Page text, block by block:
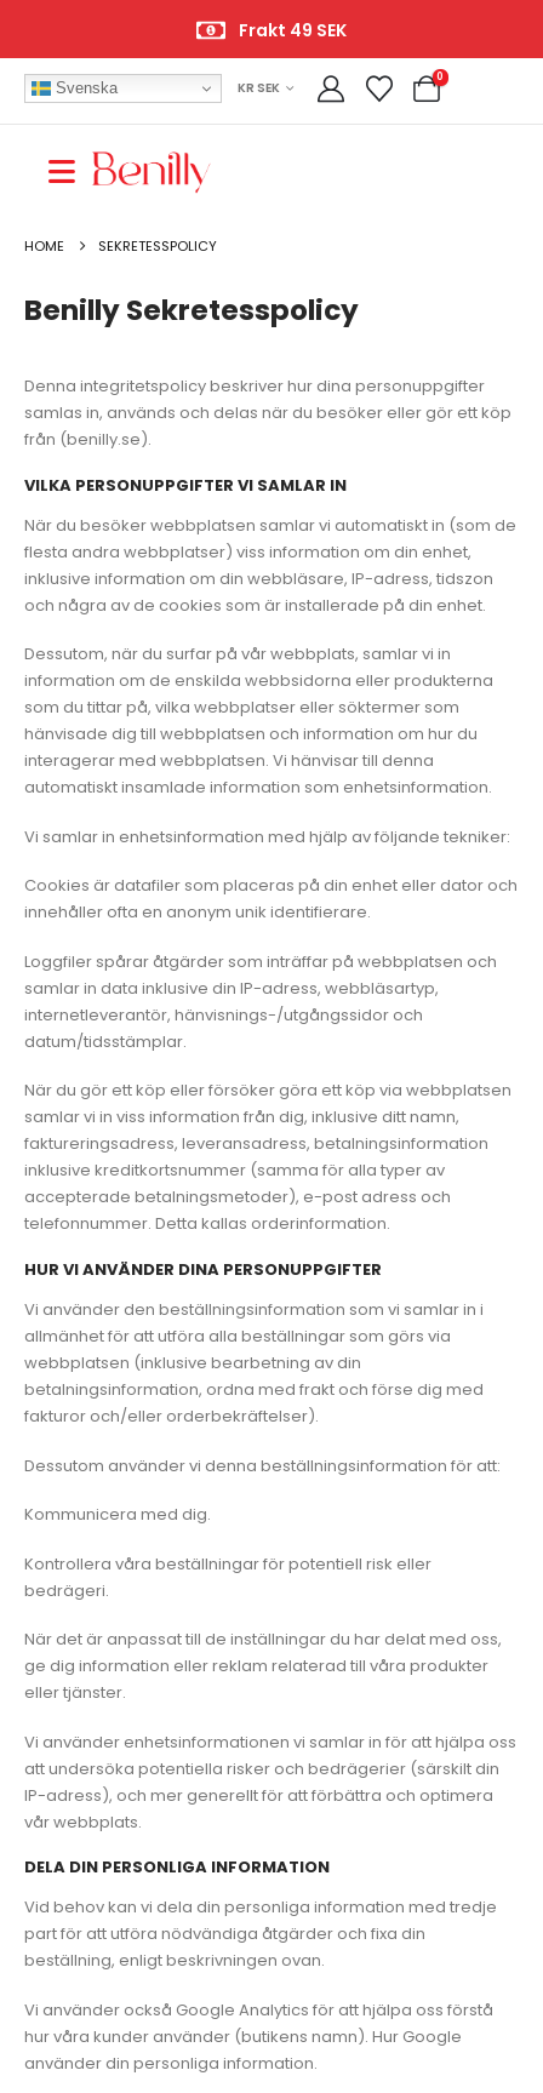
Frakt 49 SEK
Svenska KR SEK
0
HOME SEKRETESSPOLICY
Benilly Sekretesspolicy
Denna integritetspolicy beskriver hur dina personuppgifter
samlas in, används och delas när du besöker eller gör ett köp
från (benilly.se).
VILKA PERSONUPPGIFTER VI SAMLAR IN
När du besöker webbplatsen samlar vi automatiskt in (som de
flesta andra webbplatser) viss information om din enhet,
inklusive information om din webbläsare, IP-adress, tidszon
och några av de cookies som är installerade på din enhet.
Dessutom, när du surfar på vår webbplats, samlar vi in
information om de enskilda webbsidorna eller produkterna
som du tittar på, vilka webbplatser eller söktermer som
hänvisade dig till webbplatsen och information om hur du
interagerar med webbplatsen. Vi hänvisar till denna
automatiskt insamlade information som enhetsinformation.
Vi samlar in enhetsinformation med hjälp av följande tekniker:
Cookies är datafiler som placeras på din enhet eller dator och
innehåller ofta en anonym unik identifierare.
Loggfiler spårar åtgärder som inträffar på webbplatsen och
samlar in data inklusive din IP-adress, webbläsartyp,
internetleverantör, hänvisnings-/utgångssidor och
datum/tidsstämplar.
När du gör ett köp eller försöker göra ett köp via webbplatsen
samlar vi in viss information från dig, inklusive ditt namn,
faktureringsadress, leveransadress, betalningsinformation
inklusive kreditkortsnummer (samma för alla typer av
accepterade betalningsmetoder), e-post adress och
telefonnummer. Detta kallas orderinformation.
HUR VI ANVÄNDER DINA PERSONUPPGIFTER
Vi använder den beställningsinformation som vi samlar in i
allmänhet för att utföra alla beställningar som görs via
webbplatsen (inklusive bearbetning av din
betalningsinformation, ordna med frakt och förse dig med
fakturor och/eller orderbekräftelser).
Dessutom använder vi denna beställningsinformation för att:
Kommunicera med dig.
Kontrollera våra beställningar för potentiell risk eller
bedrägeri.
När det är anpassat till de inställningar du har delat med oss,
ge dig information eller reklam relaterad till våra produkter
eller tjänster.
Vi använder enhetsinformationen vi samlar in för att hjälpa oss
att undersöka potentiella risker och bedrägerier (särskilt din
IP-adress), och mer generellt för att förbättra och optimera
vår webbplats.
DELA DIN PERSONLIGA INFORMATION
Vid behov kan vi dela din personliga information med tredje
part för att utföra nödvändiga åtgärder och fixa din
beställning, enligt beskrivningen ovan.
Vi använder också Google Analytics för att hjälpa oss förstå
hur våra kunder använder (butikens namn). Hur Google
använder din personliga information.